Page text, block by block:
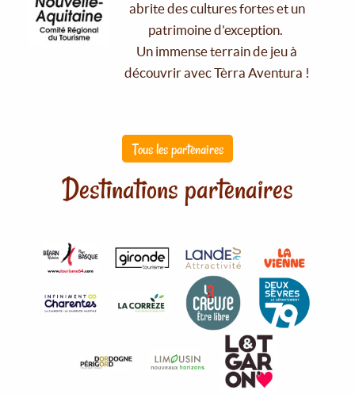
abrite des cultures fortes et un
patrimoine d'exception.
Un immense terrain de jeu à
découvrir avec Tèrra Aventura !
Tous les partenaires
Destinations partenaires